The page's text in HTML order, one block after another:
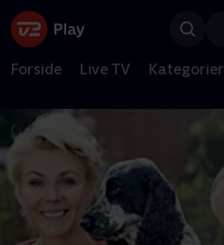
Forside Live TV Kategorier